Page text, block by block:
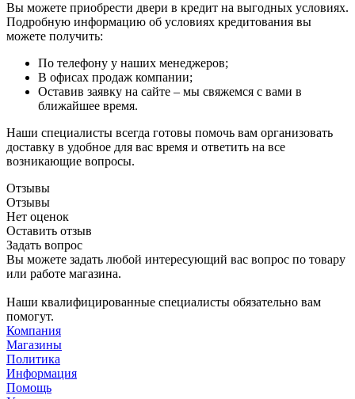
Вы можете приобрести двери в кредит на выгодных условиях.
Подробную информацию об условиях кредитования вы
можете получить:
По телефону у наших менеджеров;
В офисах продаж компании;
Оставив заявку на сайте – мы свяжемся с вами в
ближайшее время.
Наши специалисты всегда готовы помочь вам организовать
доставку в удобное для вас время и ответить на все
возникающие вопросы.
Отзывы
Отзывы
Нет оценок
Оставить отзыв
Задать вопрос
Вы можете задать любой интересующий вас вопрос по товару
или работе магазина.
Наши квалифицированные специалисты обязательно вам
помогут.
Компания
Магазины
Политика
Информация
Помощь